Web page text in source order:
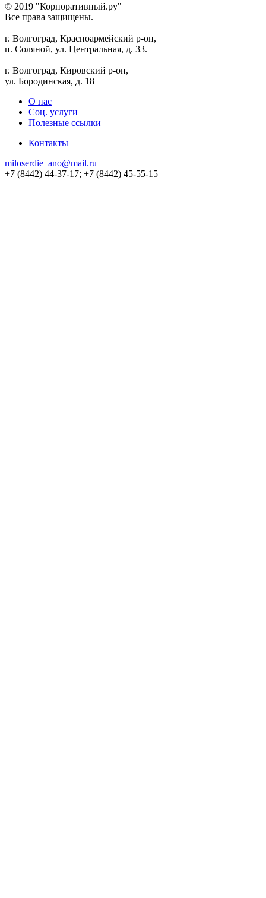
© 2019 "Корпоративный.ру"
Все права защищены.
г. Волгоград, Красноармейский р-он,
п. Соляной, ул. Центральная, д. 33.
г. Волгоград, Кировский р-он,
ул. Бородинская, д. 18
О нас
Соц. услуги
Полезные ссылки
Контакты
miloserdie_ano@mail.ru
+7 (8442) 44-37-17; +7 (8442) 45-55-15